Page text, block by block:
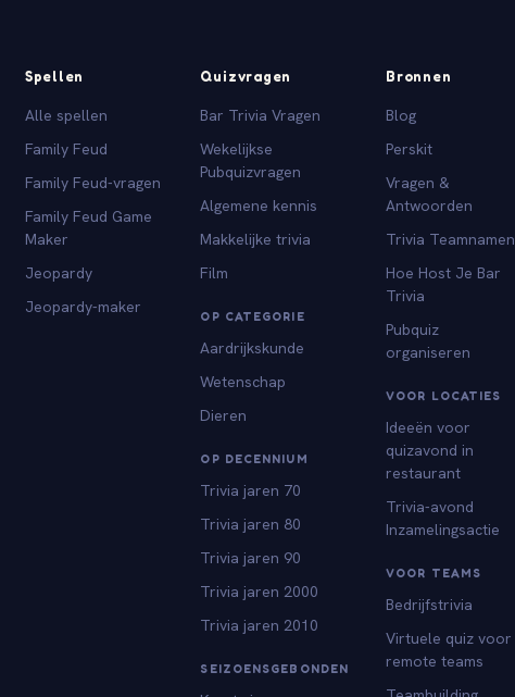
Spellen
Alle spellen
Family Feud
Family Feud-vragen
Family Feud Game
Maker
Jeopardy
Jeopardy-maker
Quizvragen
Bar Trivia Vragen
Wekelijkse
Pubquizvragen
Algemene kennis
Makkelijke trivia
Film
OP CATEGORIE
Aardrijkskunde
Wetenschap
Dieren
OP DECENNIUM
Trivia jaren 70
Trivia jaren 80
Trivia jaren 90
Trivia jaren 2000
Trivia jaren 2010
SEIZOENSGEBONDEN
Bronnen
Blog
Perskit
Vragen &
Antwoorden
Trivia Teamnamen
Hoe Host Je Bar
Trivia
Pubquiz
organiseren
VOOR LOCATIES
Ideeën voor
quizavond in
restaurant
Trivia-avond
Inzamelingsactie
VOOR TEAMS
Bedrijfstrivia
Virtuele quiz voor
remote teams